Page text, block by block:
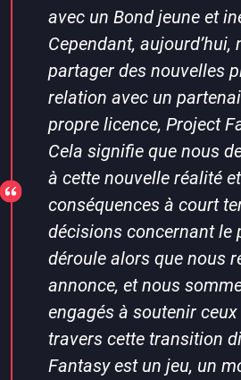
avec un Bond jeune et
Cependant, aujourd’hui,
partager des nouvelles
relation avec un
propre licence, Project
Cela signifie que nous
à cette nouvelle réalité
conséquences à court
décisions concernant le
déroule alors que nous
annonce, et nous
engagés à soutenir
travers cette transition
Fantasy est un jeu, un